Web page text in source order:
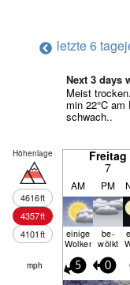
letzte 6 tage
Next 3 days
Meist
min 22°C
schwach..
Höhenlage
4616ft
4357ft
4101ft
Freitag
7
AM PM
einige
Wolken
be­
wölkt
mph 5 0